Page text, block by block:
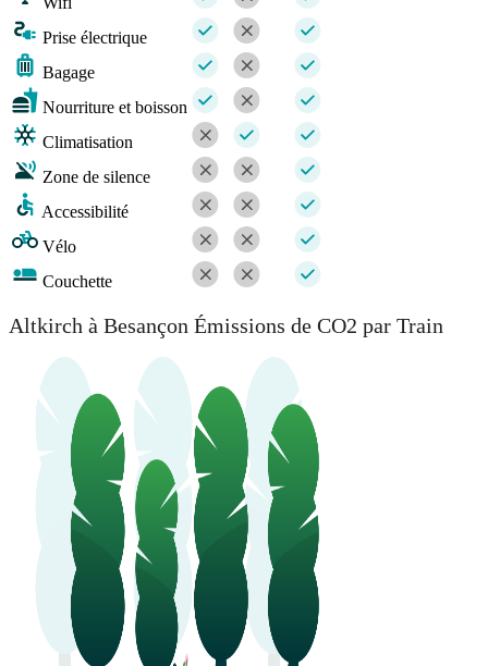
Prise électrique
Bagage
Nourriture et boisson
Climatisation
Zone de silence
Accessibilité
Vélo
Couchette
Altkirch à Besançon Émissions de CO2 par Train